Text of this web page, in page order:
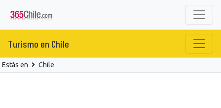
Turismo en Chile
Estás en Chile